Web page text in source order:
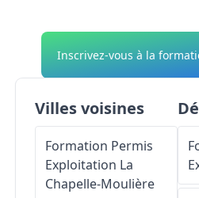
Inscrivez-vous à la
Villes voisines
Formation Permis
Exploitation La
Chapelle-Moulière